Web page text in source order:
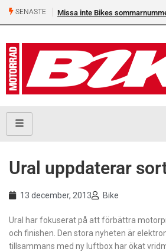
SENASTE Missa inte Bikes
Ural uppdaterar
13 december, 2013 Bike
Ural har fokuserat på att förbättra
och finishen. Den stora nyheten är
tillsammans med ny luftbox har ökat